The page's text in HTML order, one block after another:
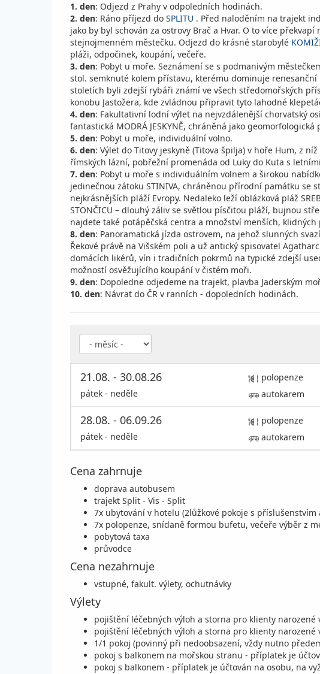
1. den: Odjezd z Prahy v odpoledních hodinách.
2. den: Ráno příjezd do SPLITU . Před naloděním na trajekt
jako by byl schován za ostrovy Brač a Hvar. O to více
stejnojmenném městečku. Odjezd do krásné starobylé
pláži, odpočinek, koupání, večeře.
3. den: Pobyt u moře. Seznámení se s podmanivým
stol. semknuté kolem přístavu, kterému dominuje renesanční
stoletích byli zdejší rybáři známí ve všech středomořských
konobu Jastožera, kde zvládnou připravit tyto lahodné
4. den: Fakultativní lodní výlet na nejvzdálenější chorvatský
fantastická MODRÁ JESKYNĚ, chráněná jako
5. den: Pobyt u moře, individuální volno.
6. den: Výlet do Titovy jeskyně (Titova špilja) v hoře Hum, z
římských lázní, pobřežní promenáda od Luky do Kuta s
7. den: Pobyt u moře s individuálním volnem a širokou
jedinečnou zátoku STINIVA, chráněnou přírodní památku se
nejkrásnějších pláží Evropy. Nedaleko leží oblázková pláž
STONČICU – dlouhý záliv se světlou písčitou pláží, bujnou
najdete také potápěčská centra a množství menších,
8. den: Panoramatická jízda ostrovem, na jehož slunných
Řekové právě na Višském poli a už antický spisovatel
domácích likérů, vín i tradičních pokrmů na typické zdejší
možností osvěžujícího koupání v čistém moři.
9. den: Dopoledne odjedeme na trajekt, plavba Jaderským
10. den: Návrat do ČR v ranních - dopoledních hodinách.
21.08. - 30.08.26
pátek - neděle
polopenze
autokarem
28.08. - 06.09.26
pátek - neděle
polopenze
autokarem
Cena zahrnuje
doprava autobusem
trajekt Split - Vis - Split
7x ubytování v hotelu (2lůžkové pokoje s příslušenstvím
7x polopenze, snídaně formou bufetu, večeře výběr z
pobytová taxa
průvodce
Cena nezahrnuje
vstupné, fakult. výlety, ochutnávky
Výlety
pojištění léčebných výloh a storna pro klienty narozené
pojištění léčebných výloh a storna pro klienty narozené
1/1 pokoj (povinný při nedoobsazení, vždy nutno
pokoj s balkonem na mořskou stranu - příplatek je
pokoj s balkonem - příplatek je účtován na osobu, na